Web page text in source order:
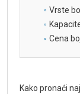
Vrste
Cena
Kako pronaći